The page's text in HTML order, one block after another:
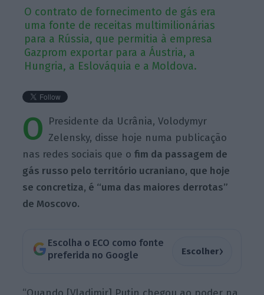
O contrato de fornecimento de gás era
uma fonte de receitas multimilionárias
para a Rússia, que permitia à empresa
Gazprom exportar para a Áustria, a
Hungria, a Eslováquia e a Moldova.
O Presidente da Ucrânia, Volodymyr
Zelensky, disse hoje numa publicação
nas redes sociais que ofim da passagem de
gás russo pelo território ucraniano, que hoje
se concretiza, é “uma das maiores derrotas”
de Moscovo.
Escolha o ECO como fonte
preferida no Google
Escolher›